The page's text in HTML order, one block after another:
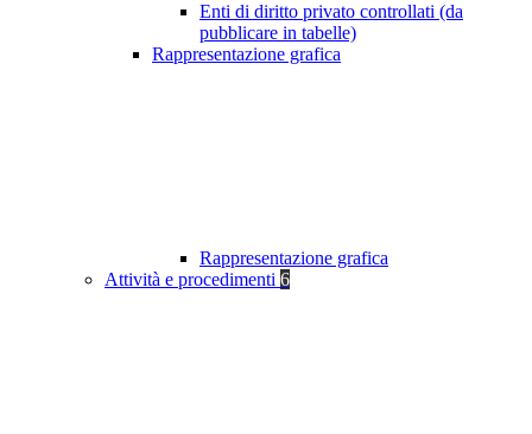
Enti di diritto privato controllati (da
pubblicare in tabelle)
Rappresentazione grafica
Rappresentazione grafica
Attività e procedimenti 6